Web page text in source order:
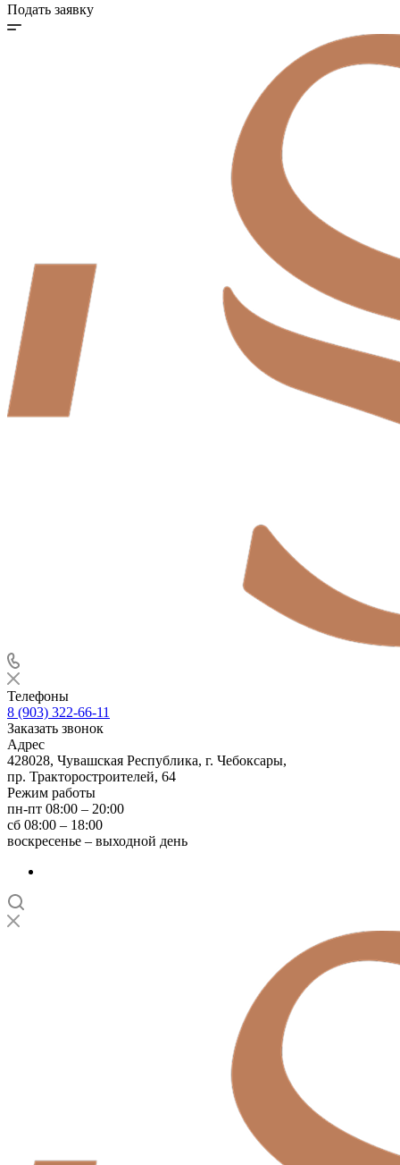
Подать заявку
Телефоны
8 (903) 322-66-11
Заказать звонок
Адрес
428028, Чувашская Республика, г. Чебоксары,
пр. Тракторостроителей, 64
Режим работы
пн-пт 08:00 – 20:00
сб 08:00 – 18:00
воскресенье – выходной день